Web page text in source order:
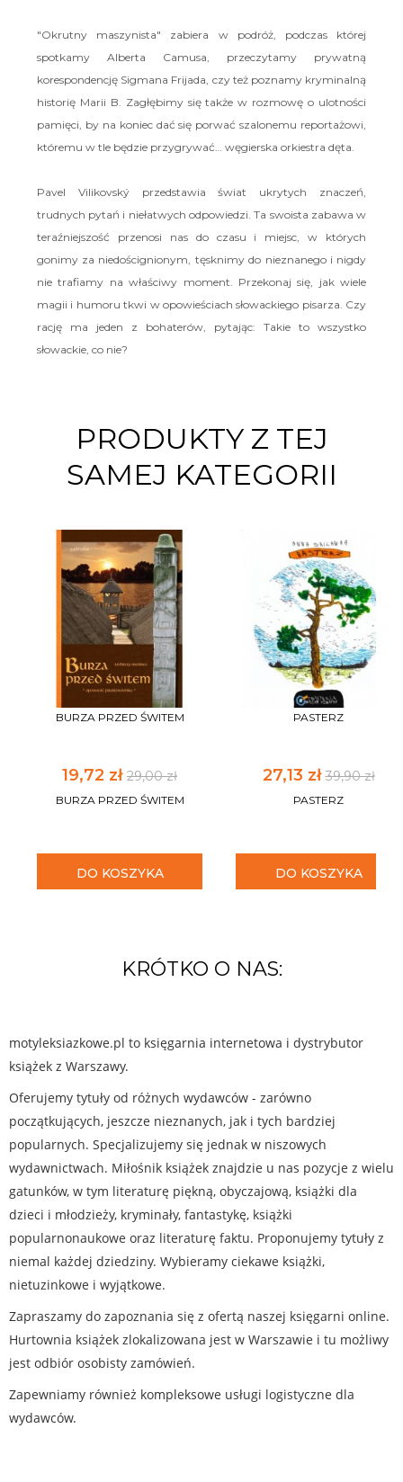
"Okrutny maszynista" zabiera w podróż, podczas której
spotkamy Alberta Camusa, przeczytamy prywatną
korespondencję Sigmana Frijada, czy też poznamy kryminalną
historię Marii B. Zagłębimy się także w rozmowę o ulotności
pamięci, by na koniec dać się porwać szalonemu reportażowi,
któremu w tle będzie przygrywać… węgierska orkiestra dęta.
Pavel Vilikovský przedstawia świat ukrytych znaczeń,
trudnych pytań i niełatwych odpowiedzi. Ta swoista zabawa w
teraźniejszość przenosi nas do czasu i miejsc, w których
gonimy za niedoścignionym, tęsknimy do nieznanego i nigdy
nie trafiamy na właściwy moment. Przekonaj się, jak wiele
magii i humoru tkwi w opowieściach słowackiego pisarza. Czy
rację ma jeden z bohaterów, pytając: Takie to wszystko
słowackie, co nie?
PRODUKTY Z TEJ
SAMEJ KATEGORII
BURZA PRZED ŚWITEM
19,72 zł 29,00 zł
BURZA PRZED ŚWITEM
DO KOSZYKA
PASTERZ
27,13 zł39,90 zł
PASTERZ
DO KOSZYKA
KRÓTKO O NAS:
motyleksiazkowe.pl to księgarnia internetowa i dystrybutor
książek z Warszawy.
Oferujemy tytuły od różnych wydawców - zarówno
początkujących, jeszcze nieznanych, jak i tych bardziej
popularnych. Specjalizujemy się jednak w niszowych
wydawnictwach. Miłośnik książek znajdzie u nas pozycje z wielu
gatunków, w tym literaturę piękną, obyczajową, książki dla
dzieci i młodzieży, kryminały, fantastykę, książki
popularnonaukowe oraz literaturę faktu. Proponujemy tytuły z
niemal każdej dziedziny. Wybieramy ciekawe książki,
nietuzinkowe i wyjątkowe.
Zapraszamy do zapoznania się z ofertą naszej księgarni online.
Hurtownia książek zlokalizowana jest w Warszawie i tu możliwy
jest odbiór osobisty zamówień.
Zapewniamy również kompleksowe usługi logistyczne dla
wydawców.